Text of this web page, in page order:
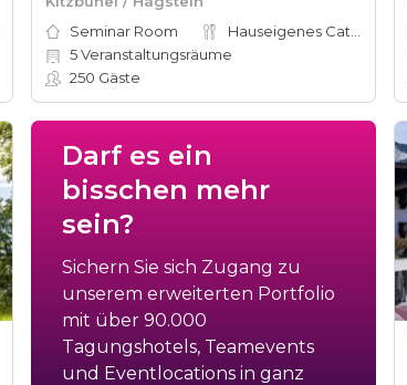
Seminar Room
5Veranstaltungsräume
250 Gäste
Darf es ein
bisschen mehr
sein?
Sichern Sie sich Zugang zu
unserem erweiterten Portfolio
mit über 90.000
Tagungshotels, Teamevents
und Eventlocations in ganz